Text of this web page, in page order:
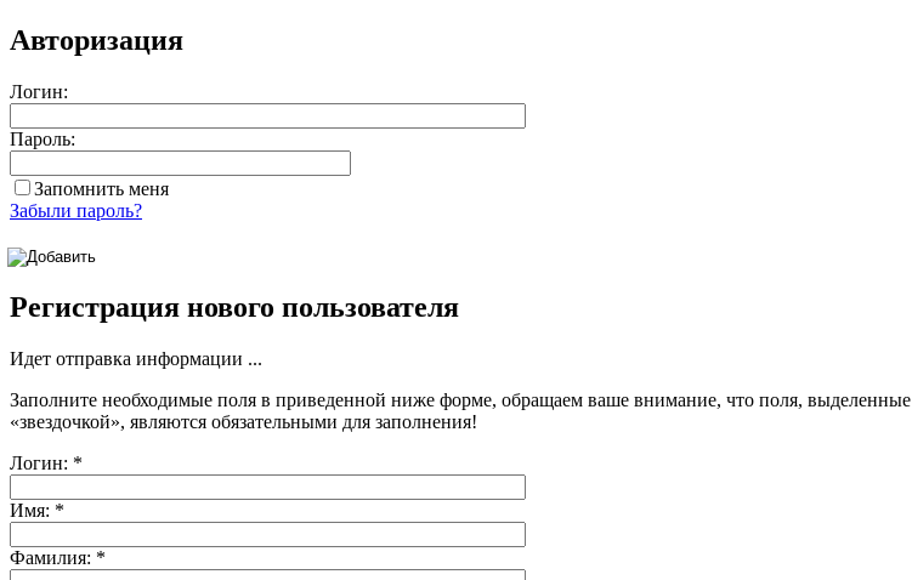
Авторизация
Логин:
Пароль:
Запомнить меня
Забыли пароль?
Регистрация нового пользователя
Идет отправка информации ...
Заполните необходимые поля в приведенной ниже форме, обращаем ваше внимание, что поля, выделенные
«звездочкой», являются обязательными для заполнения!
Логин: *
Имя: *
Фамилия: *